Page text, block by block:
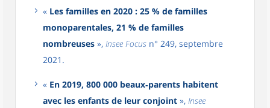
« Les familles en 2020 : 25 % de familles
monoparentales, 21 % de familles
nombreuses », Insee Focus n° 249, septembre
2021.
« En 2019, 800 000 beaux‑parents habitent
avec les enfants de leur conjoint », Insee